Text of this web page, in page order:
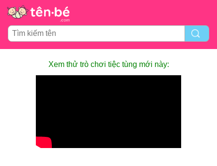
Xem thử trò chơi tiệc tùng mới này: